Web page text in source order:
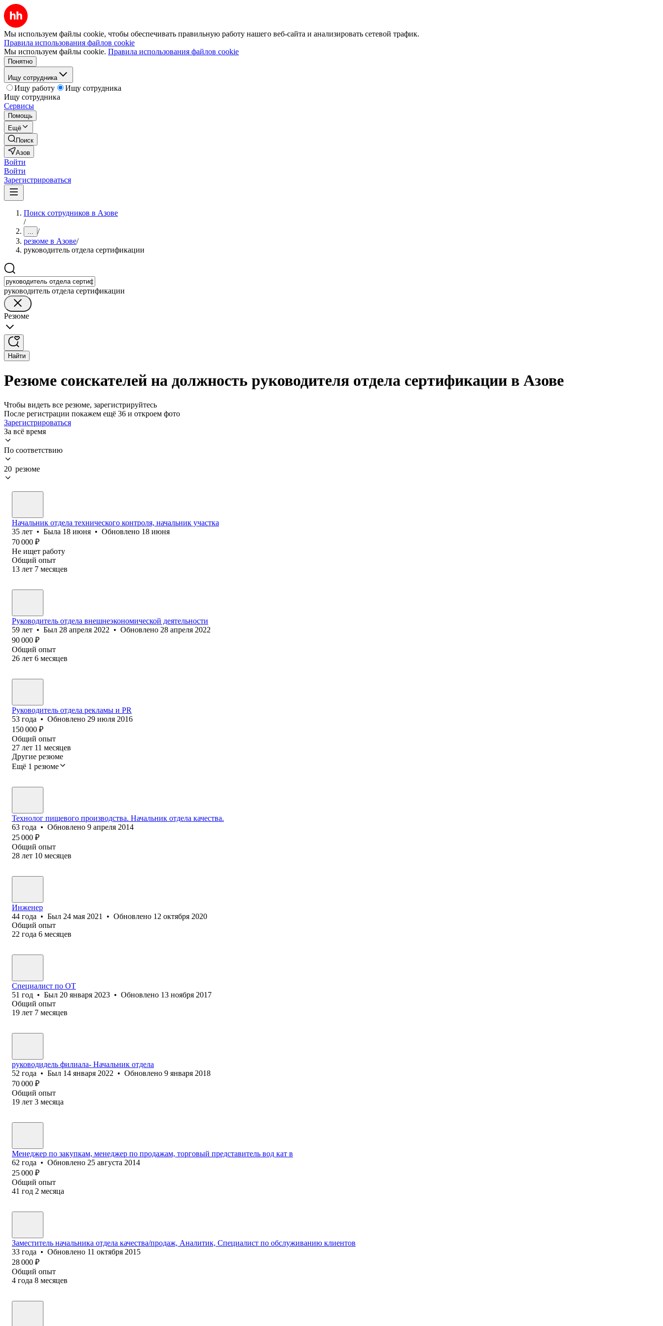
Мы используем файлы cookie, чтобы обеспечивать правильную работу нашего веб-сайта и анализировать сетевой трафик.
Правила использования файлов cookie
Мы используем файлы cookie. Правила использования файлов cookie
Понятно
Ищу сотрудника
Ищу работу
Ищу сотрудника
Ищу сотрудника
Сервисы
Помощь
Ещё
Поиск
Азов
Войти
Войти
Зарегистрироваться
Поиск сотрудников в Азове
/
... /
резюме в Азове/
руководитель отдела сертификации
руководитель отдела сертификации
Резюме
Найти
Резюме соискателей на должность руководителя отдела сертификации в Азове
Чтобы видеть все резюме, зарегистрируйтесь
После регистрации покажем ещё 36 и откроем фото
Зарегистрироваться
За всё время
По соответствию
20 резюме
Начальник отдела технического контроля, начальник участка
35 лет • Была 18 июня • Обновлено 18 июня
70 000 ₽
Не ищет работу
Общий опыт
13 лет 7 месяцев
Руководитель отдела внешнеэкономической деятельности
59 лет • Был 28 апреля 2022 • Обновлено 28 апреля 2022
90 000 ₽
Общий опыт
26 лет 6 месяцев
Руководитель отдела рекламы и PR
53 года • Обновлено 29 июля 2016
150 000 ₽
Общий опыт
27 лет 11 месяцев
Другие резюме
Ещё 1 резюме
Технолог пищевого производства. Начальник отдела качества.
63 года • Обновлено 9 апреля 2014
25 000 ₽
Общий опыт
28 лет 10 месяцев
Инженер
44 года • Был 24 мая 2021 • Обновлено 12 октября 2020
Общий опыт
22 года 6 месяцев
Специалист по ОТ
51 год • Был 20 января 2023 • Обновлено 13 ноября 2017
Общий опыт
19 лет 7 месяцев
руководидель филиала- Начальник отдела
52 года • Был 14 января 2022 • Обновлено 9 января 2018
70 000 ₽
Общий опыт
19 лет 3 месяца
Менеджер по закупкам, менеджер по продажам, торговый представитель вод кат в
62 года • Обновлено 25 августа 2014
25 000 ₽
Общий опыт
41 год 2 месяца
Заместитель начальника отдела качества/продаж, Аналитик, Специалист по обслуживанию клиентов
33 года • Обновлено 11 октября 2015
28 000 ₽
Общий опыт
4 года 8 месяцев